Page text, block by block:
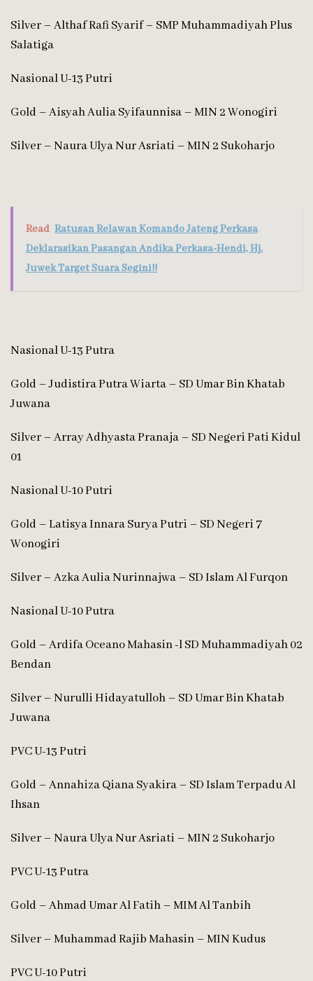
Silver – Althaf Rafi Syarif – SMP Muhammadiyah Plus
Salatiga
Nasional U-13 Putri
Gold – Aisyah Aulia Syifaunnisa – MIN 2 Wonogiri
Silver – Naura Ulya Nur Asriati – MIN 2 Sukoharjo
Read Ratusan Relawan Komando Jateng Perkasa
Deklarasikan Pasangan Andika Perkasa-Hendi, Hj.
Juwek Target Suara Segini!!
Nasional U-13 Putra
Gold – Judistira Putra Wiarta – SD Umar Bin Khatab
Juwana
Silver – Array Adhyasta Pranaja – SD Negeri Pati Kidul
01
Nasional U-10 Putri
Gold – Latisya Innara Surya Putri – SD Negeri 7
Wonogiri
Silver – Azka Aulia Nurinnajwa – SD Islam Al Furqon
Nasional U-10 Putra
Gold – Ardifa Oceano Mahasin -l SD Muhammadiyah 02
Bendan
Silver – Nurulli Hidayatulloh – SD Umar Bin Khatab
Juwana
PVC U-13 Putri
Gold – Annahiza Qiana Syakira – SD Islam Terpadu Al
Ihsan
Silver – Naura Ulya Nur Asriati – MIN 2 Sukoharjo
PVC U-13 Putra
Gold – Ahmad Umar Al Fatih – MIM Al Tanbih
Silver – Muhammad Rajib Mahasin – MIN Kudus
PVC U-10 Putri